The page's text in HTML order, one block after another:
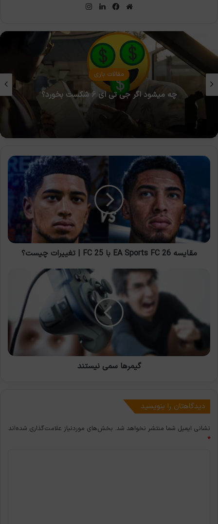
وبسایت
فیس
لینکدین
مقالات بازی
چه میشود اگر جی تی ای ۶ شکست بخورد؟
مقایسه
FC
25
|
تغییراتمقایسه EA Sports FC 26 با FC 25 | تغییرات چیست؟
گیمرها سمی نیستند
دیدگاهتان را بنویسید
نشانی ایمیل شما منتشر نخواهد شد. بخش‌های موردنیاز علامت‌گذاری شده‌اند
*